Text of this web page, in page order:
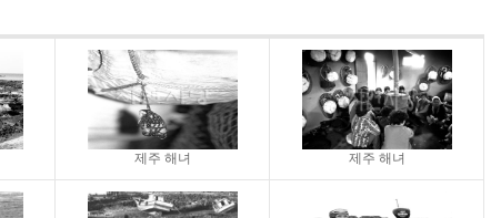
제주 해녀 제주 해녀